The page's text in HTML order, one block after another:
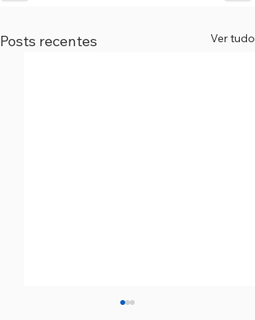
Posts recentes Ver tudo